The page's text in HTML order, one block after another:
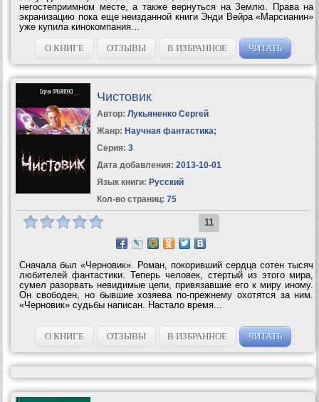
негостеприимном месте, а также вернуться на Землю. Права на
экранизацию пока еще неизданной книги Энди Вейра «Марсианин»
уже купила кинокомпания...
О КНИГЕ
ОТЗЫВЫ В ИЗБРАННОЕ ЧИТАТЬ
Чистовик
Автор: Лукьяненко Сергей
Жанр: Научная фантастика;
Серия: 3
Дата добавления: 2013-10-01
Язык книги: Русский
Кол-во страниц: 75
11
Сначала был «Черновик». Роман, покоривший сердца сотен тысяч
любителей фантастики. Теперь человек, стертый из этого мира,
сумел разорвать невидимые цепи, привязавшие его к миру иному.
Он свободен, но бывшие хозяева по-прежнему охотятся за ним.
«Черновик» судьбы написан. Настало время...
О КНИГЕ ОТЗЫВЫ В ИЗБРАННОЕ ЧИТАТЬ